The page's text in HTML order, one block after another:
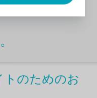
トのためのお